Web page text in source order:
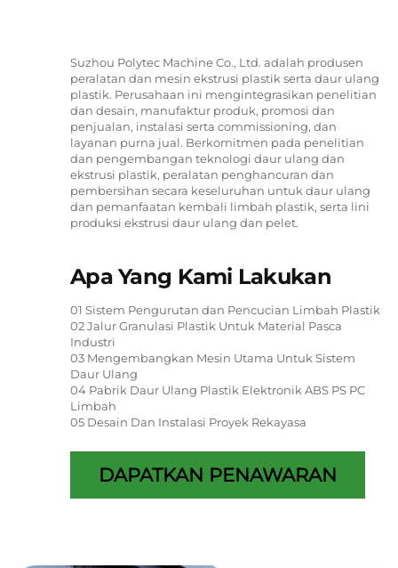
Suzhou Polytec Machine Co., Ltd. adalah produsen
peralatan dan mesin ekstrusi plastik serta daur ulang
plastik. Perusahaan ini mengintegrasikan penelitian
dan desain, manufaktur produk, promosi dan
penjualan, instalasi serta commissioning, dan
layanan purna jual. Berkomitmen pada penelitian
dan pengembangan teknologi daur ulang dan
ekstrusi plastik, peralatan penghancuran dan
pembersihan secara keseluruhan untuk daur ulang
dan pemanfaatan kembali limbah plastik, serta lini
produksi ekstrusi daur ulang dan pelet.
Apa Yang Kami Lakukan
01 Sistem Pengurutan dan Pencucian Limbah Plastik
02 Jalur Granulasi Plastik Untuk Material Pasca
Industri
03 Mengembangkan Mesin Utama Untuk Sistem
Daur Ulang
04 Pabrik Daur Ulang Plastik Elektronik ABS PS PC
Limbah
05 Desain Dan Instalasi Proyek Rekayasa
DAPATKAN PENAWARAN